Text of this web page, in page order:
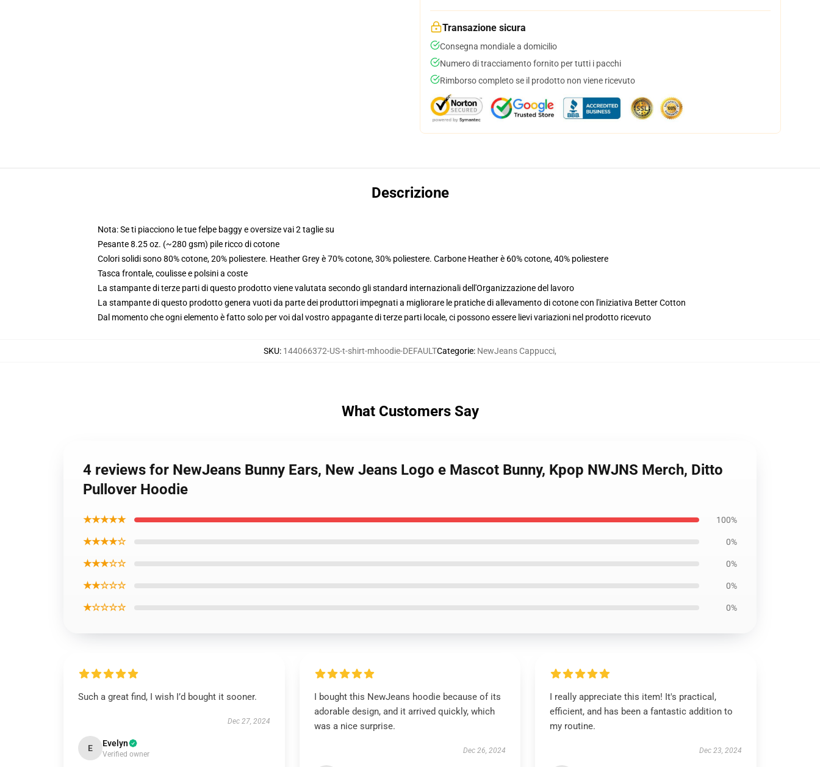
Transazione sicura
Consegna mondiale a domicilio
Numero di tracciamento fornito per tutti i pacchi
Rimborso completo se il prodotto non viene ricevuto
Descrizione
Nota: Se ti piacciono le tue felpe baggy e oversize vai 2 taglie su
Pesante 8.25 oz. (~280 gsm) pile ricco di cotone
Colori solidi sono 80% cotone, 20% poliestere. Heather Grey è 70% cotone, 30% poliestere. Carbone Heather è 60% cotone, 40% poliestere
Tasca frontale, coulisse e polsini a coste
La stampante di terze parti di questo prodotto viene valutata secondo gli standard internazionali dell'Organizzazione del lavoro
La stampante di questo prodotto genera vuoti da parte dei produttori impegnati a migliorare le pratiche di allevamento di cotone con l'iniziativa Better Cotton
Dal momento che ogni elemento è fatto solo per voi dal vostro appagante di terze parti locale, ci possono essere lievi variazioni nel prodotto ricevuto
SKU: 144066372-US-t-shirt-mhoodie-DEFAULTCategorie: NewJeans Cappucci,
What Customers Say
4 reviews for NewJeans Bunny Ears, New Jeans Logo e Mascot Bunny, Kpop NWJNS Merch, Ditto
Pullover Hoodie
★★★★★ 100%
★★★★☆ 0%
★★★☆☆ 0%
★★☆☆☆ 0%
★☆☆☆☆ 0%
Such a great find, I wish I’d bought it sooner.
Dec 27, 2024
E Evelyn
Verified owner
I bought this NewJeans hoodie because of its
adorable design, and it arrived quickly, which
was a nice surprise.
Dec 26, 2024
I really appreciate this item! It's practical,
efficient, and has been a fantastic addition to
my routine.
Dec 23, 2024